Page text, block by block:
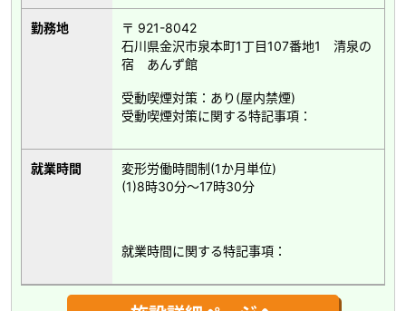
勤務地
〒 921-8042
石川県金沢市泉本町1丁目107番地1 清泉の
宿 あんず館
受動喫煙対策：あり(屋内禁煙)
受動喫煙対策に関する特記事項：
就業時間
変形労働時間制(1か月単位)
(1)8時30分～17時30分
就業時間に関する特記事項：